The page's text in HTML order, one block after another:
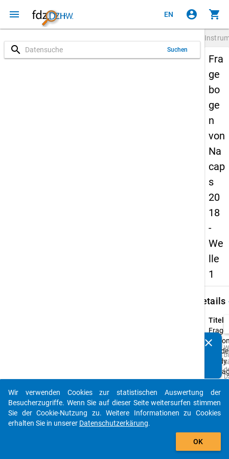
menu EN account_circle shopping_cart
search Suchen
Fra
ge
bo
ge
n
von
Na
cap
s
20
18
-
We
lle
1
Details
Titel:
CAWI
clear
auto_stories
add_shopping_cart
Wir verwenden Cookies zur statistischen Auswertung der
Besucherzugriffe. Wenn Sie auf dieser Seite weitersurfen stimmen
Sie der Cookie-Nutzung zu. Weitere Informationen zu Cookies
erhalten Sie in unserer Datenschutzerkärung.
OK